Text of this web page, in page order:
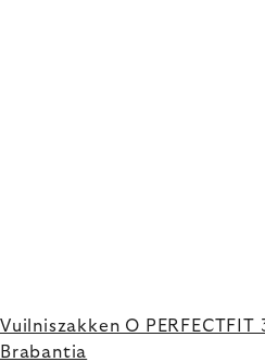
Vuilniszakken O
Brabantia